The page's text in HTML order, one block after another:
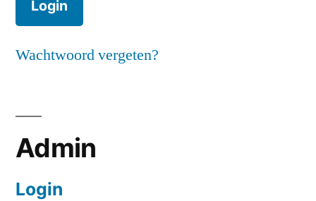
Wachtwoord vergeten?
Admin
Login